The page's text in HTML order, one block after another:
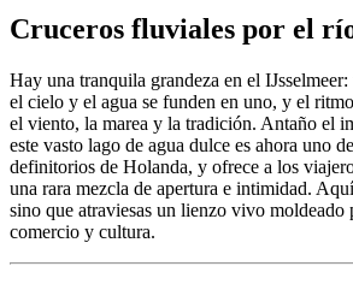
Cruceros fluviales por el
Hay una tranquila grandeza en el
el cielo y el agua se funden en uno, y el
el viento, la marea y la tradición. Antaño el
este vasto lago de agua dulce es ahora uno
definitorios de Holanda, y ofrece a los
una rara mezcla de apertura e intimidad.
sino que atraviesas un lienzo vivo moldeado
comercio y cultura.